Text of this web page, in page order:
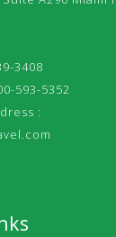
3408
593-5352
: